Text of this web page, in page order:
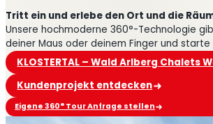
Tritt ein und erlebe den Ort und die
Unsere hochmoderne 360°-Technologie
deiner Maus oder deinem Finger und
KLOSTERTAL – Wald Arlberg Chalets
Kundenprojekt entdecken
Eigene 360° Tour Anfrage stellen